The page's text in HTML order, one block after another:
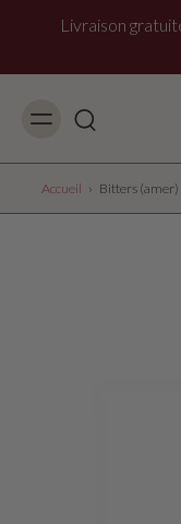
Livraison
Accueil › Bitters (amer)